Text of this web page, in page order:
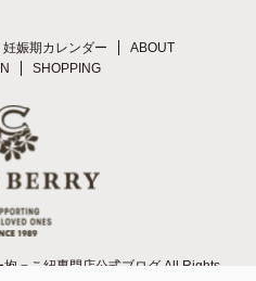
妊娠期カレンダー
ABOUT
SHOPPING
っこ紐専門店公式ブログ All Rights